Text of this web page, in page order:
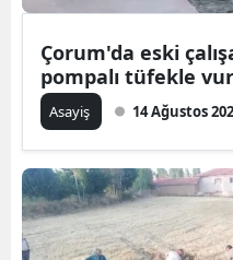
Çorum'da eski
pompalı tüfekle
Asayiş 14 Ağustos